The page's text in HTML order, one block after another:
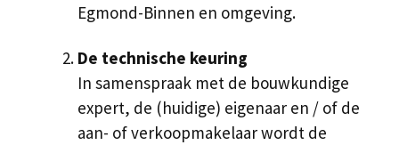
Egmond-Binnen en omgeving.
De technische keuring
In samenspraak met de bouwkundige
expert, de (huidige) eigenaar en / of de
aan- of verkoopmakelaar wordt de